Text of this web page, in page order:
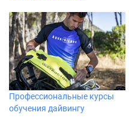
Профессиональные курсы
обучения дайвингу